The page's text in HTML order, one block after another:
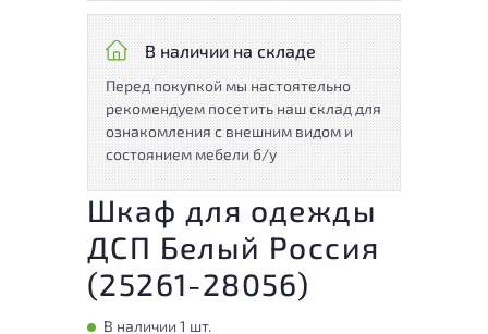
В наличии на складе
Перед покупкой мы настоятельно
рекомендуем посетить наш склад для
ознакомления с внешним видом и
состоянием мебели б/у
Шкаф для одежды
ДСП Белый Россия
(25261-28056)
В наличии 1 шт.